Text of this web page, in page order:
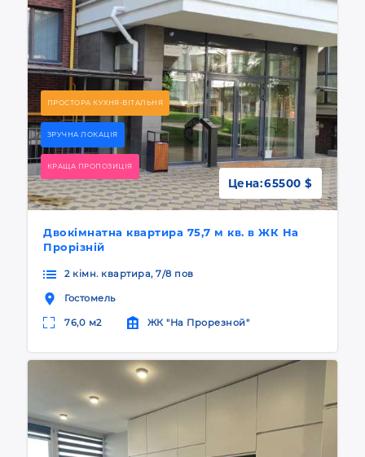
ПРОСТОРА КУХНЯ-ВІТАЛЬНЯ
ЗРУЧНА ЛОКАЦІЯ
КРАЩА ПРОПОЗИЦІЯ
Двокімнатна квартира 75,7 м кв. в ЖК На
Прорізній
Цена:65500 $
2 кімн. квартира, 7/8 пов
Гостомель
76,0 м2 ЖК "На Прорезной"